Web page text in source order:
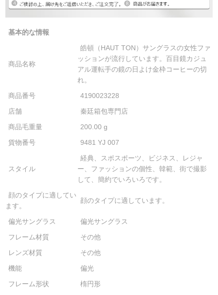
基本的な情報
商品名称
皓頓（HAUT TON）サングラスの女性ファ
ッションが流行しています。百目鏡カジュ
アル運転手の鏡の日よけ金枠コーヒーの切
れ。
商品番号
4190023228
店舗
秦廷箱包専門店
商品毛重量
200.00 g
貨物番号
9481 YJ 007
スタイル
経典、スポスポーツ、ビジネス、レジャ
ー、ファッションの個性、韓範、街で撮影
して、簡約でいろいろです。
顔のタイプに適してい
ます。
顔のタイプに適しています。
偏光サングラス
偏光サングラス
フレーム材質
その他
レンズ材質
その他
機能
偏光
フレーム形状
楕円形